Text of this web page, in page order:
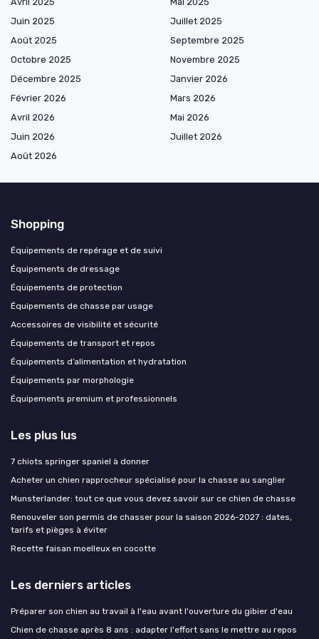
Juin 2025
Juillet 2025
Août 2025
Septembre 2025
Octobre 2025
Novembre 2025
Décembre 2025
Janvier 2026
Février 2026
Mars 2026
Avril 2026
Mai 2026
Juin 2026
Juillet 2026
Août 2026
Shopping
Équipements de repérage et de suivi
Équipements de dressage
Équipements de protection
Équipements de chasse par usage
Accessoires de visibilité et sécurité
Équipements de transport et repos
Équipements d’alimentation et hydratation
Équipements par morphologie
Équipements premium et professionnels
Les plus lus
7 chiots springer spaniel à donner
Acheter un chien rapprocheur spécialisé pour la chasse au sanglier
Munsterlander: tout ce que vous devez savoir sur ce chien de chasse
Renouveler son permis de chasser pour la saison 2026-2027 : dates,
tarifs et pièges à éviter
Recette faisan moelleux en cocotte
Les derniers articles
Préparer son chien au travail à l'eau avant l'ouverture du gibier d'eau
Chien de chasse après 8 ans : adapter l'effort sans le mettre au repos